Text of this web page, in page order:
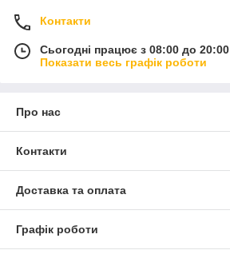
Контакти
Сьогодні працює з 08:00 до 20:00
Показати весь графік роботи
Про нас
Контакти
Доставка та оплата
Графік роботи